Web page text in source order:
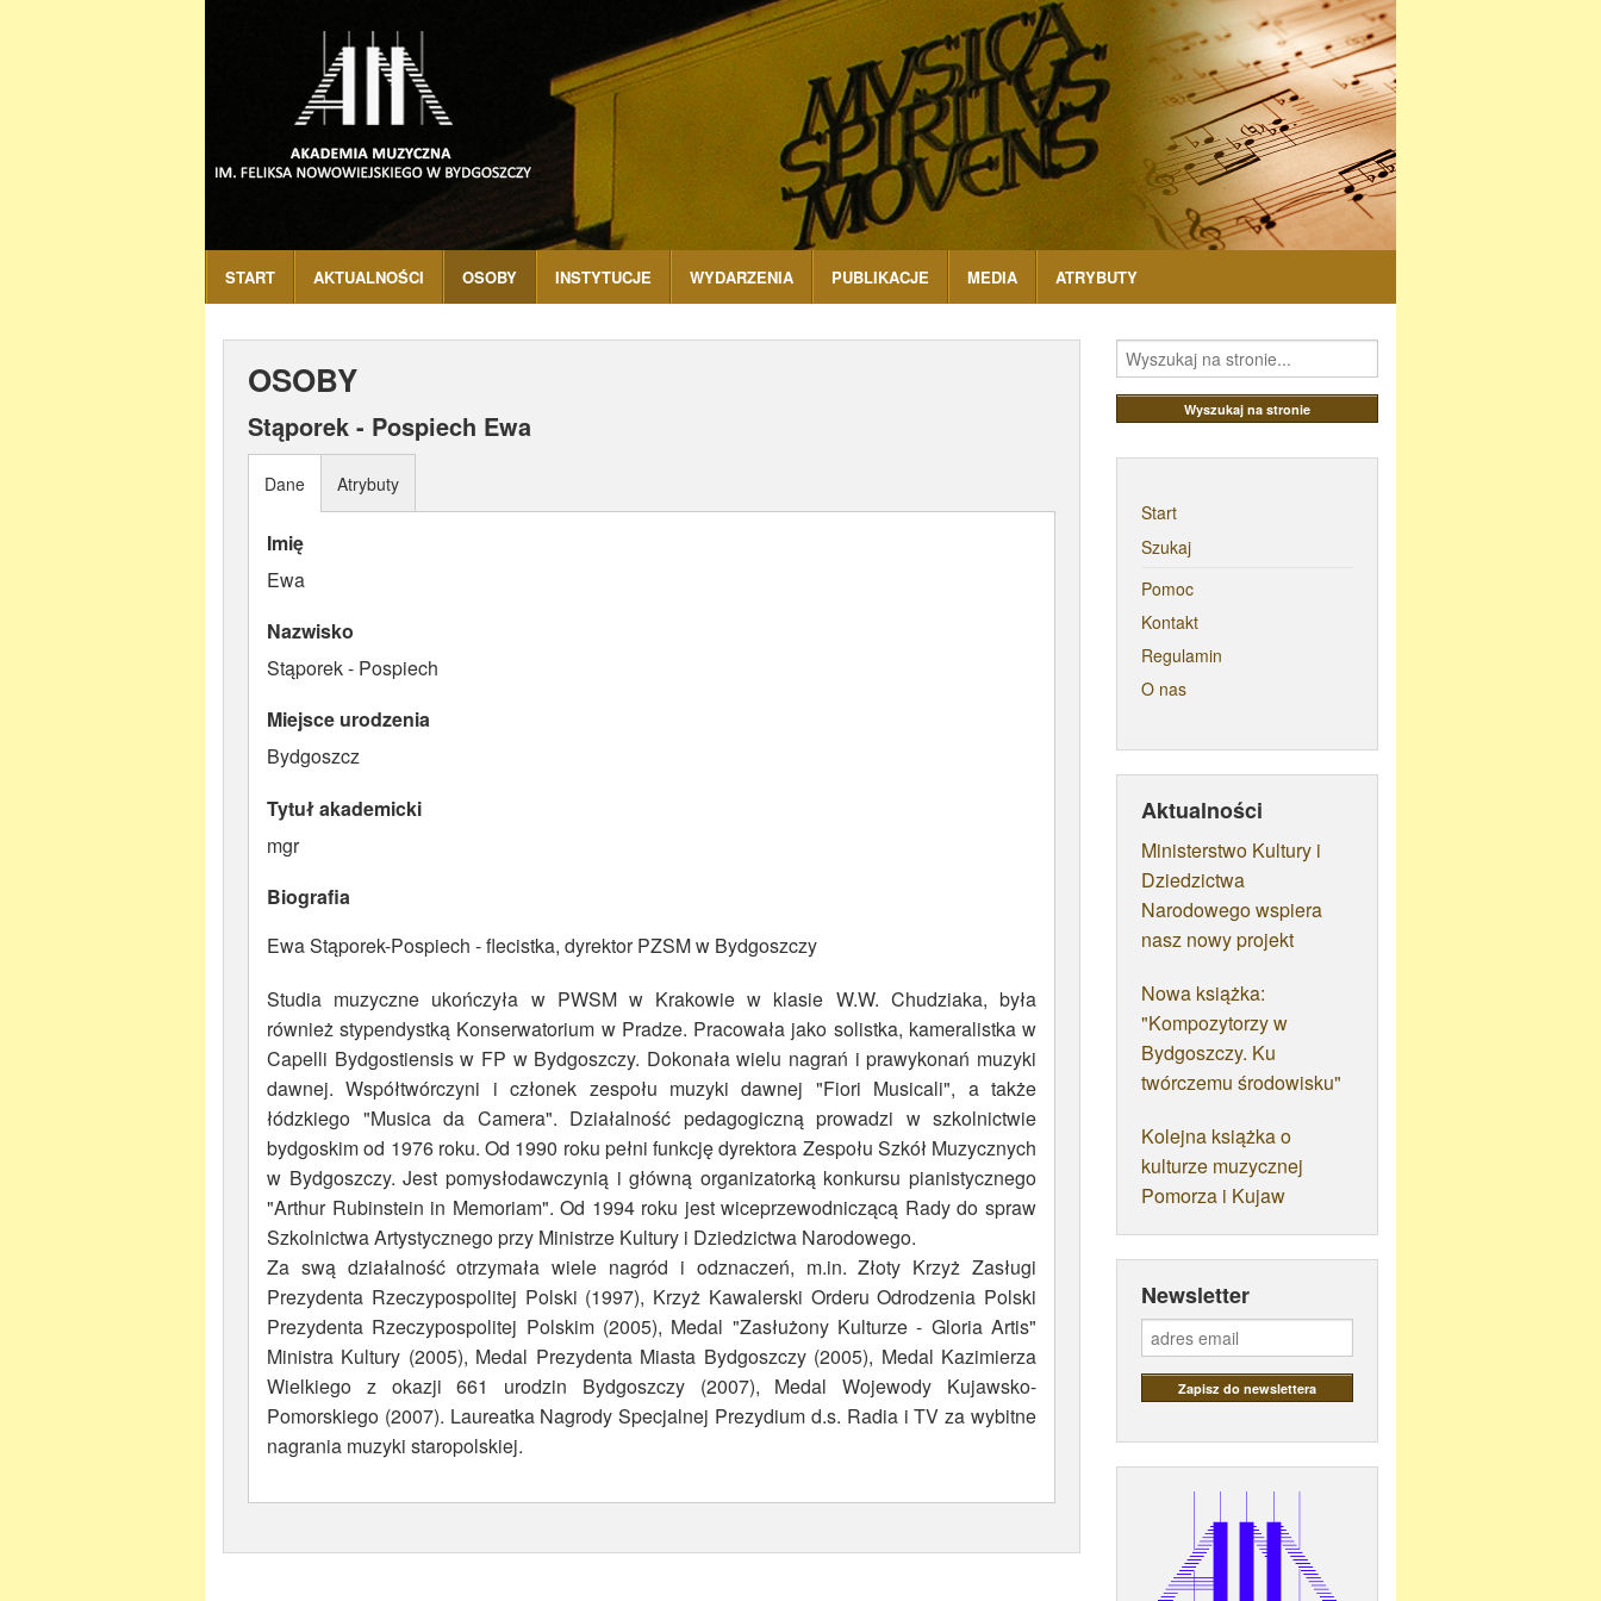
START AKTUALNOŚCI OSOBY INSTYTUCJE WYDARZENIA PUBLIKACJE MEDIA ATRYBUTY
OSOBY
Stąporek - Pospiech Ewa
Dane
Imię
Ewa
Nazwisko
Stąporek - Pospiech
Miejsce urodzenia
Bydgoszcz
Tytuł akademicki
mgr
Biografia
Ewa Stąporek-Pospiech - flecistka, dyrektor PZSM w Bydgoszczy
Studia muzyczne ukończyła w PWSM w Krakowie w klasie W.W. Chudziaka, była
również stypendystką Konserwatorium w Pradze. Pracowała jako solistka, kameralistka w
Capelli Bydgostiensis w FP w Bydgoszczy. Dokonała wielu nagrań i prawykonań muzyki
dawnej. Współtwórczyni i członek zespołu muzyki dawnej "Fiori Musicali", a także
łódzkiego "Musica da Camera". Działalność pedagogiczną prowadzi w szkolnictwie
bydgoskim od 1976 roku. Od 1990 roku pełni funkcję dyrektora Zespołu Szkół Muzycznych
w Bydgoszczy. Jest pomysłodawczynią i główną organizatorką konkursu pianistycznego
"Arthur Rubinstein in Memoriam". Od 1994 roku jest wiceprzewodniczącą Rady do spraw
Szkolnictwa Artystycznego przy Ministrze Kultury i Dziedzictwa Narodowego.
Za swą działalność otrzymała wiele nagród i odznaczeń, m.in. Złoty Krzyż Zasługi
Prezydenta Rzeczypospolitej Polski (1997), Krzyż Kawalerski Orderu Odrodzenia Polski
Prezydenta Rzeczypospolitej Polskim (2005), Medal "Zasłużony Kulturze - Gloria Artis"
Ministra Kultury (2005), Medal Prezydenta Miasta Bydgoszczy (2005), Medal Kazimierza
Wielkiego z okazji 661 urodzin Bydgoszczy (2007), Medal Wojewody Kujawsko-
Pomorskiego (2007). Laureatka Nagrody Specjalnej Prezydium d.s. Radia i TV za wybitne
nagrania muzyki staropolskiej.
Atrybuty
Start
Szukaj
Pomoc
Kontakt
Regulamin
O nas
Aktualności
Ministerstwo Kultury i
Dziedzictwa
Narodowego wspiera
nasz nowy projekt
Nowa książka:
"Kompozytorzy w
Bydgoszczy. Ku
twórczemu środowisku"
Kolejna książka o
kulturze muzycznej
Pomorza i Kujaw
Newsletter